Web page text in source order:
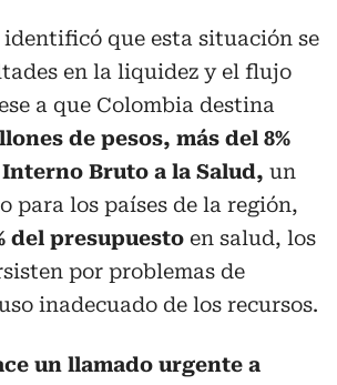
identificó que esta situación se
en la liquidez y el flujo
a que Colombia destina
de pesos, más del 8%
Bruto a la Salud, un
para los países de la región,
del presupuesto en salud, los
por problemas de
inadecuado de los recursos.
un llamado urgente a